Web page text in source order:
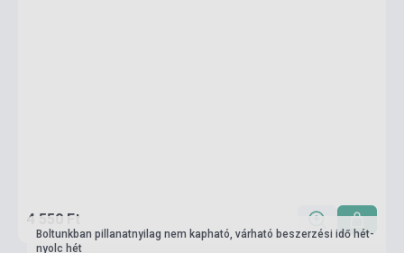
4 550 Ft
Boltunkban pillanatnyilag nem kapható, várható beszerzési idő hét-
nyolc hét